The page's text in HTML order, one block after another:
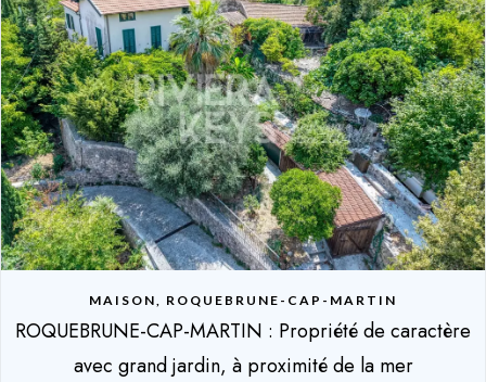
MAISON, ROQUEBRUNE-CAP-MARTIN
ROQUEBRUNE-CAP-MARTIN : Propriété de caractère
avec grand jardin, à proximité de la mer